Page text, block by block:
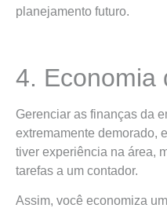
planejamento futuro.
4. Economia
Gerenciar as finanças da
extremamente demorado,
tiver experiência na área,
tarefas a um contador.
Assim, você economiza